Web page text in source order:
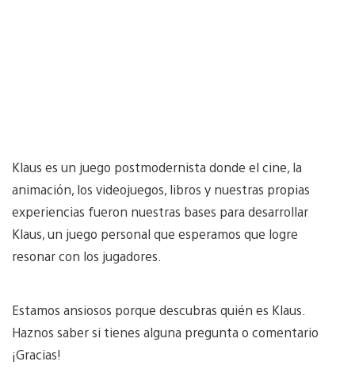
Klaus es un juego postmodernista donde el cine, la
animación, los videojuegos, libros y nuestras propias
experiencias fueron nuestras bases para desarrollar
Klaus, un juego personal que esperamos que logre
resonar con los jugadores.
Estamos ansiosos porque descubras quién es Klaus.
Haznos saber si tienes alguna pregunta o comentario
¡Gracias!